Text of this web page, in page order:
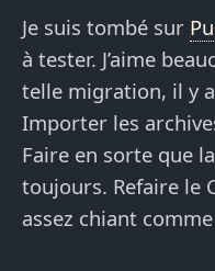
Je suis tombé sur
à tester. J’aime
telle migration, il y
Importer les
Faire en sorte que
toujours. Refaire le
assez chiant